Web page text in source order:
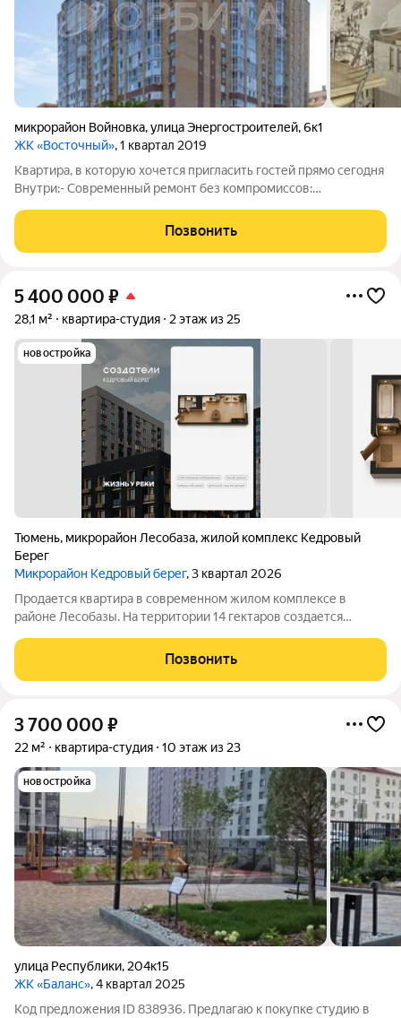
микрорайон Войновка,улица Энергостроителей,6к1
ЖК «Восточный», 1 квартал 2019
Квартира, в которую хочется пригласить гостей прямо сегодня
Внутри:- Современный ремонт без компромиссов:
пассажирский, чтобы переезд и доставка покупок проходили
без хлопот. - Подъезд с характером
Позвонить
5 400 000 ₽
28,1 м² квартира-студия 2 этаж из 25
новостройка
Тюмень, микрорайон Лесобаза,жилой комплекс Кедровый
Берег
Микрорайон Кедровый берег, 3 квартал 2026
Продается квартира в современном жилом комплексе в
районе Лесобазы. На территории 14 гектаров создается
класса высотой от 5 до 25 этажей, собственным детским садом
и благоустроенной набережной.
Позвонить
3 700 000 ₽
22 м² квартира-студия 10 этаж из 23
новостройка
улица Республики, 204к15
ЖК «Баланс», 4 квартал 2025
Код предложения ID 838936. Предлагаю к покупке студию в